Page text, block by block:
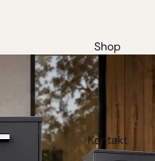
Shop
Kontakt